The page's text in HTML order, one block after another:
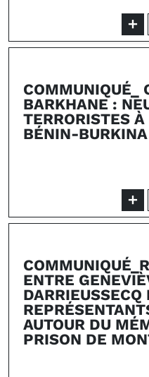
COMMUNIQUÉ_
BARKHANE :
TERRORISTES
BÉNIN-BURKINA
ENTRE
AUTOUR DU
PRISON DE